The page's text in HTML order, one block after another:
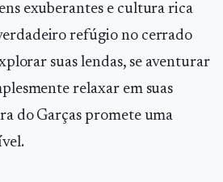
exuberantes e cultura rica
refúgio no cerrado
suas lendas, se aventurar
relaxar em suas
do Garças promete uma